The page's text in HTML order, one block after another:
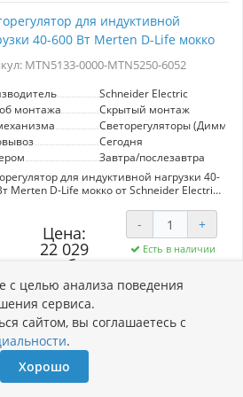
Долговечные материалы
надежность и долгий срок
Светорегулятор совместим с
универсальность в
для индуктивной
40-600 Вт Merten D-Life мокко
MTN5133-0000-MTN5250-6052
Schneider Electric
монтажа
Скрытый монтаж
Светорегуляторы
Сегодня
Завтра/послезавтра
для индуктивной нагрузки 40-
Merten D-Life мокко от Schneider Electric
в вашем доме. Он позволяет
настраивать уровень яркости, что
комфортную атмосферу в любом
Устройство совместимо с
и галогенные источники света,
его универсальность и
производительность. Эстетичный
цвет придаёт современный вид вашему
а интуитивно понятное
делает его использование
и удобным. Встроенная защита от
гарантирует безопасность
Цена:
22 029
руб.
- +
Есть в наличии
В корзину
для емкостной нагрузки
Вт Merten D-Life мокко
MTN5137-0000-MTN5250-6052
с целью анализа поведения
сервиса.
сайтом, вы соглашаетесь с
.
Хорошо